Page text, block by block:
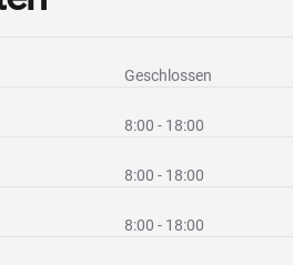
Geschlossen
8:00 - 18:00
8:00 - 18:00
8:00 - 18:00